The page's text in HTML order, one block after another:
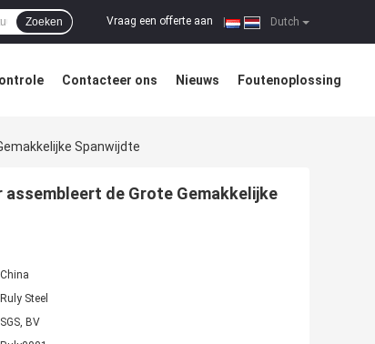
Dutch
Vraag een offerte aan
Zoeken
Contacteer ons Nieuws Foutenoplossing
Spanwijdte
de Grote Gemakkelijke
China
Ruly Steel
SGS, BV